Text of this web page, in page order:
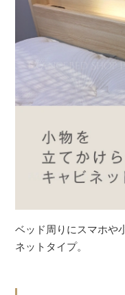
ベッド周りにスマホや
ネットタイプ。